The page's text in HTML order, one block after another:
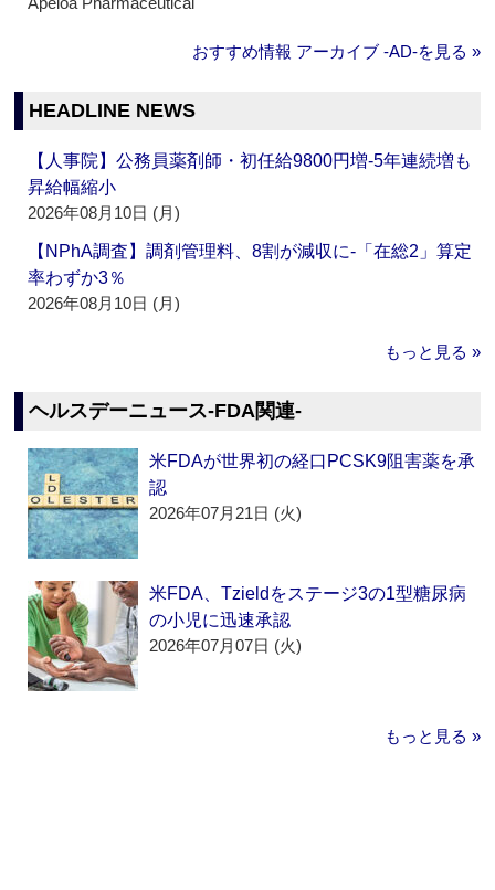
おすすめ情報 アーカイブ ‐AD‐を見る »
HEADLINE NEWS
【人事院】公務員薬剤師・初任給9800円増‐5年連続増も
昇給幅縮小
2026年08月10日 (月)
【NPhA調査】調剤管理料、8割が減収に‐「在総2」算定
率わずか3％
2026年08月10日 (月)
もっと見る »
ヘルスデーニュース‐FDA関連‐
米FDAが世界初の経口PCSK9阻害薬を承
認
2026年07月21日 (火)
米FDA、Tzieldをステージ3の1型糖尿病
の小児に迅速承認
2026年07月07日 (火)
もっと見る »